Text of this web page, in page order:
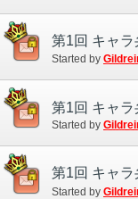
Started by
第1回 キャ
Started by
第1回 キャ
Started by